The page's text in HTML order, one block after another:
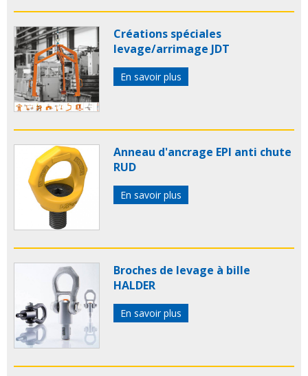
Créations spéciales
levage/arrimage JDT
En savoir plus
Anneau d'ancrage EPI anti chute
RUD
En savoir plus
Broches de levage à bille
HALDER
En savoir plus